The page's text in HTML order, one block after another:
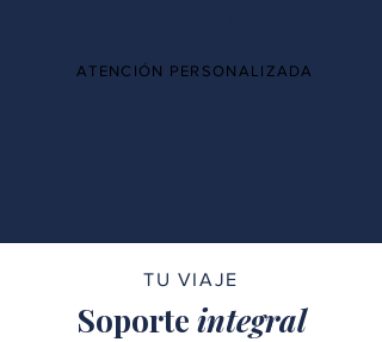
ATENCIÓN PERSONALIZADA
TU VIAJE
Soporte integral